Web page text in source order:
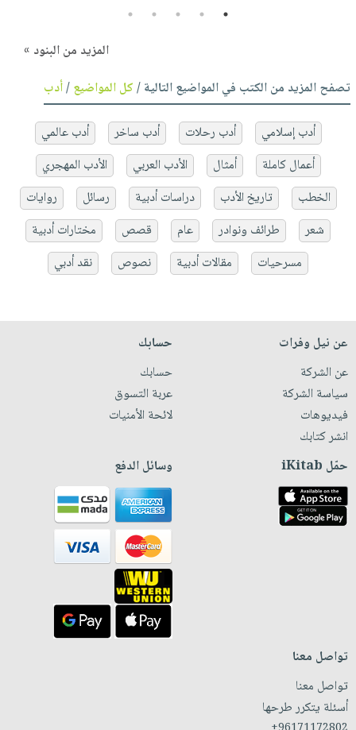
1
2
3
4
5
المزيد من البنود »
تصفح المزيد من الكتب في المواضيع التالية /كل المواضيع/أدب
أدب إسلامي أدب رحلات أدب ساخر
أدب عالمي
أعمال كاملة
أمثال الأدب العربي
الأدب المهجري
الخطب
تاريخ الأدب دراسات أدبية رسائل
روايات
شعر
طرائف ونوادر عام قصص
مختارات أدبية
مسرحيات
مقالات أدبية نصوص نقد أدبي
عن نيل وفرات
عن الشركة
سياسة الشركة
فيديوهات
انشر كتابك
حسابك
حسابك
عربة التسوق
لائحة الأمنيات
حمّل iKitab وسائل الدفع
تواصل معنا
تواصل معنا
أسئلة يتكرر طرحها